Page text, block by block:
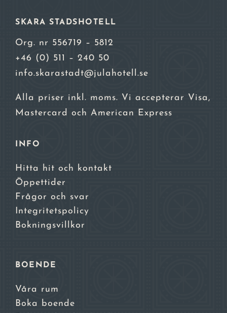
SKARA STADSHOTELL
Org. nr 556719 – 5812
+46 (0) 511 – 240 50
info.skarastadt@julahotell.se
Alla priser inkl. moms. Vi accepterar Visa,
Mastercard och American Express
INFO
Hitta hit och kontakt
Öppettider
Frågor och svar
Integritetspolicy
Bokningsvillkor
BOENDE
Våra rum
Boka boende